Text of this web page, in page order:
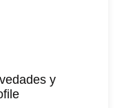
y